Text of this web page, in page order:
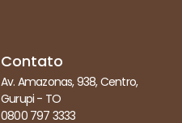
Contato
Av. Amazonas, 938, Centro,
Gurupi - TO
0800 797 3333